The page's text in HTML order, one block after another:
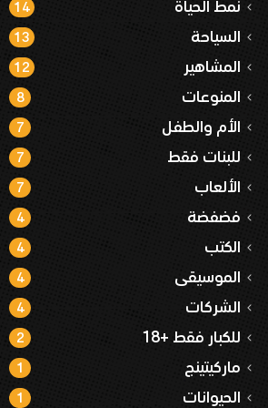
نمط الحياة 14
السياحة 13
المشاهير 12
المنوعات 8
الأم والطفل 7
للبنات فقط 7
الألعاب 7
فضفضة 4
الكتب 4
الموسيقى 4
الشركات 4
للكبار فقط +18 2
ماركيتينج 1
الحيوانات 1